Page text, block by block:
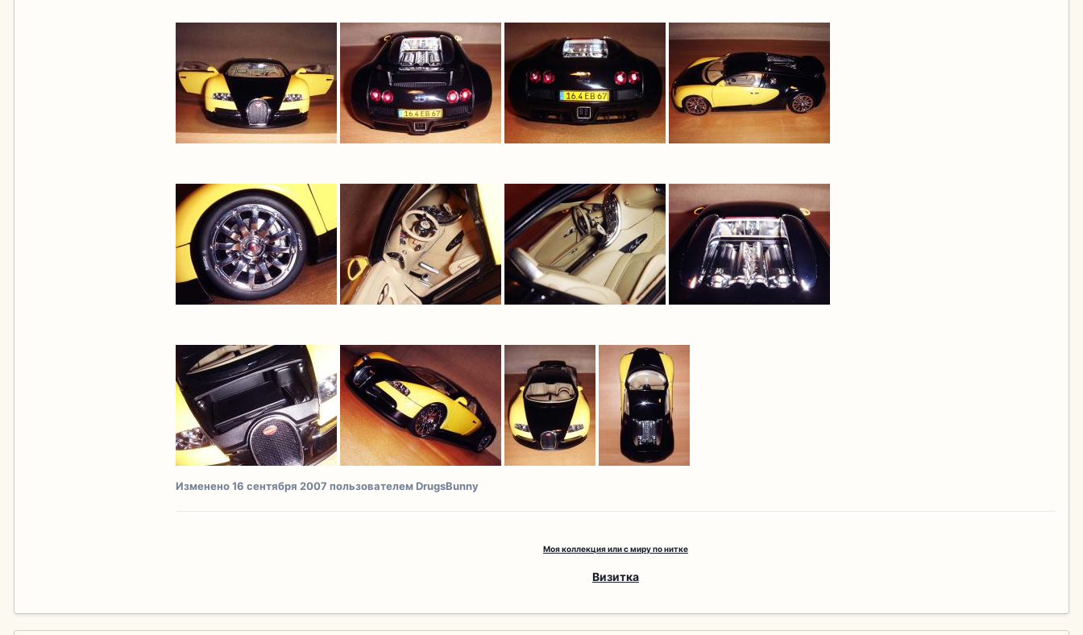
Изменено16 сентября 2007 пользователем DrugsBunny
Моя коллекция или с миру по нитке
Визитка